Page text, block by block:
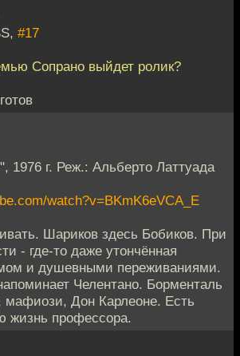
#17
Сопрано выйдет ролик?
1976 г. Реж.: Альберто Латтуада
watch?v=BKmK6eVCA_E
Шариков здесь Бобиков. При
- где-то даже утончённая
и душевными переживаниями.
Челентано. Борменталь
мафиози, Дон Карлеоне. Есть
жизнь профессора.